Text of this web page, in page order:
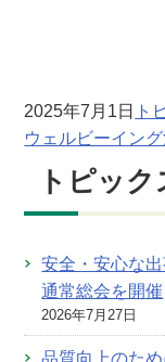
2025年7月1日 ト
ウェルビーイン
トピック
安全・安心な
通常総会を開催
2026年7月27日
品質向上のた